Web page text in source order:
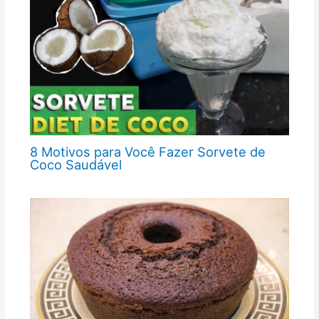
8 Motivos para Você Fazer Sorvete de
Coco Saudável